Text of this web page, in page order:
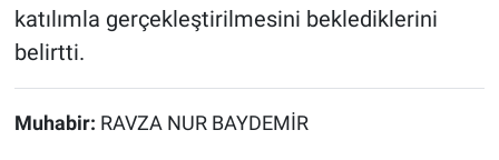
katılımla gerçekleştirilmesini beklediklerini
belirtti.
Muhabir: RAVZA NUR BAYDEMİR